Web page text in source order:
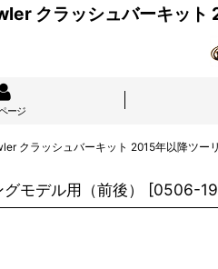
クラッシュバーキット
ージ
クラッシュバーキット 2015年以降ツー
モデル用（前後） [0506-